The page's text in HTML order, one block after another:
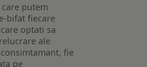
putem
bifat fiecare
optati sa
ale
fie
pe